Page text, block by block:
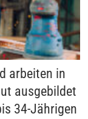
arbeiten in
ausgebildet
34-Jährigen